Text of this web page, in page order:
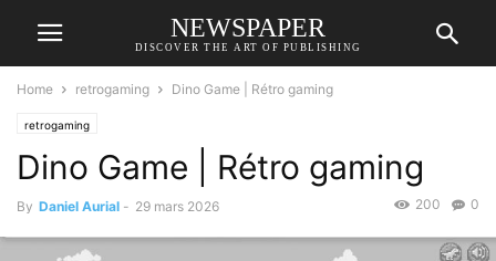
NEWSPAPER
DISCOVER THE ART OF PUBLISHING
Home retrogaming Dino Game | Rétro gaming
retrogaming
Dino Game | Rétro gaming
By Daniel Aurial - 29 mars 2026 0
200